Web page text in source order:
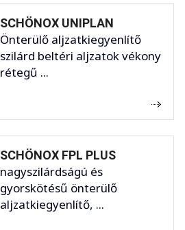
SCHÖNOX UNIPLAN
Önterülő aljzatkiegyenlítő
szilárd beltéri aljzatok vékony
rétegű ...
SCHÖNOX FPL PLUS
nagyszilárdságú és
gyorskötésű önterülő
aljzatkiegyenlítő, ...